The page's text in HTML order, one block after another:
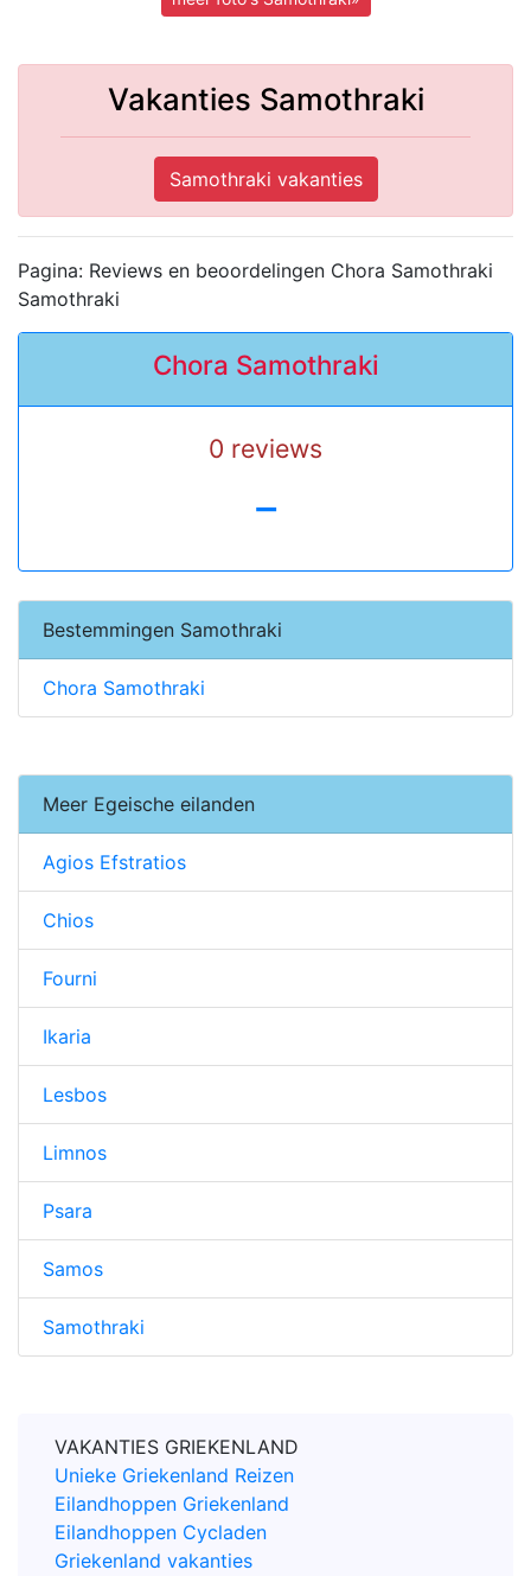
Vakanties Samothraki
Samothraki vakanties
Pagina: Reviews en beoordelingen Chora Samothraki
Samothraki
Chora Samothraki
0 reviews
-
Bestemmingen Samothraki
Chora Samothraki
Meer Egeische eilanden
Agios Efstratios
Chios
Fourni
Ikaria
Lesbos
Limnos
Psara
Samos
Samothraki
VAKANTIES GRIEKENLAND
Unieke Griekenland Reizen
Eilandhoppen Griekenland
Eilandhoppen Cycladen
Griekenland vakanties